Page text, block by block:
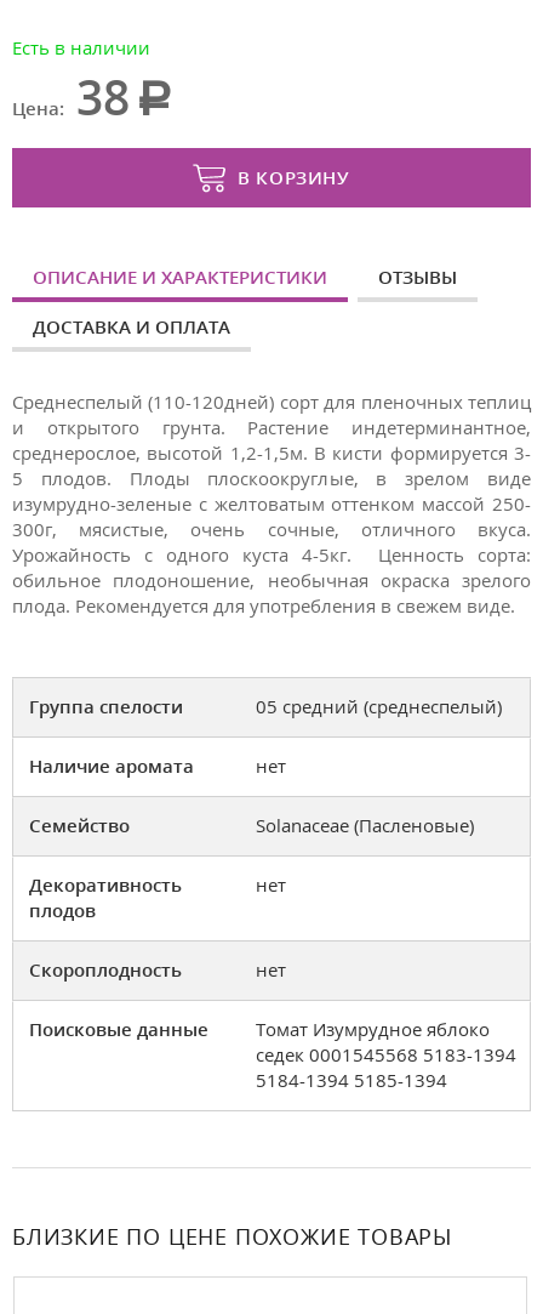
Есть в наличии
Цена: 38
В КОРЗИНУ
ОПИСАНИЕ И ХАРАКТЕРИСТИКИ ОТЗЫВЫ
ДОСТАВКА И ОПЛАТА
Среднеспелый (110-120дней) сорт для пленочных теплиц
и открытого грунта. Растение индетерминантное,
среднерослое, высотой 1,2-1,5м. В кисти формируется 3-
5 плодов. Плоды плоскоокруглые, в зрелом виде
изумрудно-зеленые с желтоватым оттенком массой 250-
300г, мясистые, очень сочные, отличного вкуса.
Урожайность с одного куста 4-5кг. Ценность сорта:
обильное плодоношение, необычная окраска зрелого
плода. Рекомендуется для употребления в свежем виде.
Группа спелости 05 средний (среднеспелый)
Наличие аромата нет
Семейство Solanaceae (Пасленовые)
Декоративность
плодов
нет
Скороплодность нет
Поисковые данные
Томат Изумрудное яблоко
седек 0001545568 5183-1394
5184-1394 5185-1394
БЛИЗКИЕ ПО ЦЕНЕ ПОХОЖИЕ ТОВАРЫ